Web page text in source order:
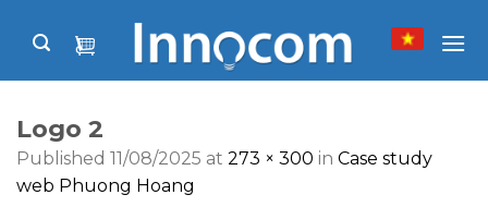
Logo 2
Published 11/08/2025 at 273 × 300 in Case study
web Phuong Hoang